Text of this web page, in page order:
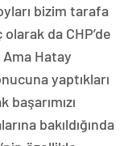
bizim tarafa
da CHP’de
Hatay
yaptıkları
başarımızı
bakıldığında